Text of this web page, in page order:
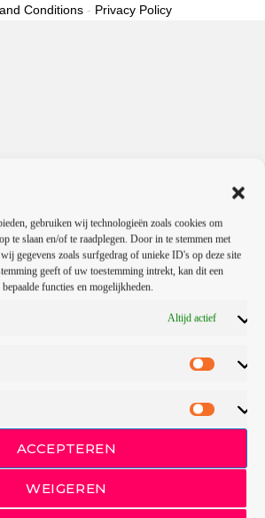
gebruiken wij technologieën zoals cookies om
te slaan en/of te raadplegen. Door in te stemmen met
gegevens zoals surfgedrag of unieke ID's op deze site
geeft of uw toestemming intrekt, kan dit een
functies en mogelijkheden.
Altijd actief
ACCEPTEREN
WEIGEREN
Conditions - Privacy Policy